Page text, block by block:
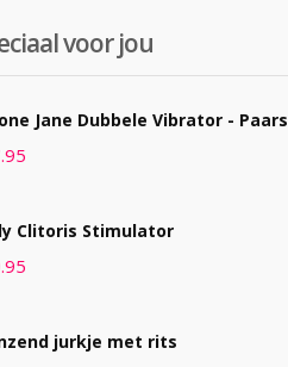
voor jou
Jane Dubbele Vibrator - Paars
Clitoris Stimulator
jurkje met rits